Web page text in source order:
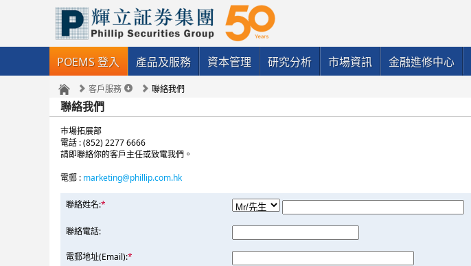
POEMS 登入 產品及服務 資本管理 研究分析 市場資訊 金融進修中心
客戶服務 聯絡我們
聯絡我們
市場拓展部
電話 : (852) 2277 6666
請即聯絡你的客戶主任或致電我們。
電郵 : marketing@phillip.com.hk
聯絡姓名:*
聯絡電話:
電郵地址(Email):*